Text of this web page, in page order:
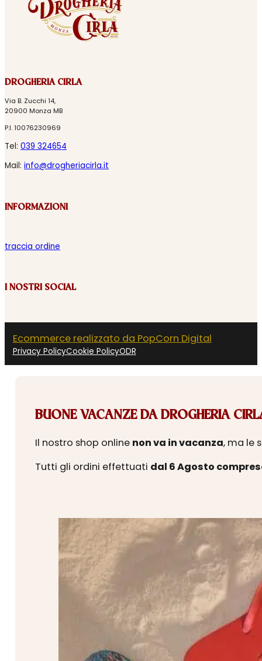
DROGHERIA CIRLA
Via B. Zucchi 14,
20900 Monza MB
P.I. 10076230969
Tel: 039 324654
Mail: info@drogheriacirla.it
INFORMAZIONI
traccia ordine
I NOSTRI SOCIAL
Ecommerce realizzato da PopCorn Digital
Privacy PolicyCookie PolicyODR
BUONE VACANZE DA DROGHERIA
Il nostro shop online non va in vacanza, ma le
Tutti gli ordini effettuati dal 6 Agosto